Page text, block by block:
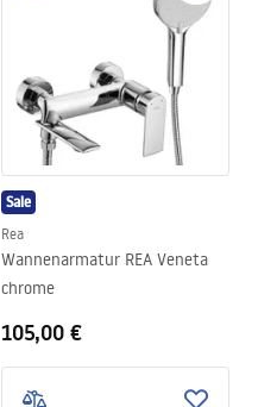
Sale
Rea
Wannenarmatur REA Veneta
chrome
105,00 €